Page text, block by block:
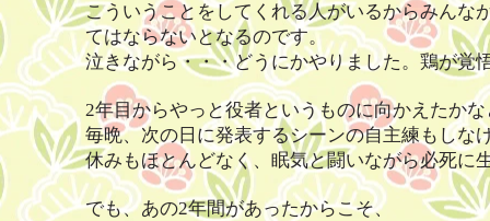
こういうことをしてくれる人がいるからみんな
てはならないとなるのです。
泣きながら・・・どうにかやりました。鶏が覚
2年目からやっと役者というものに向かえたか
毎晩、次の日に発表するシーンの自主練もしな
休みもほとんどなく、眠気と闘いながら必死に
でも、あの2年間があったからこそ、